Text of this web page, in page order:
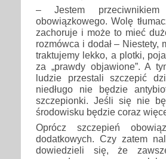
– Jestem
obowiązkowego. Wolę
zachoruje i może to mieć
rozmówca i dodał – Niestety,
traktujemy lekko, a plotki,
za „prawdy objawione”. A
ludzie przestali szczepić
niedługo nie będzie
szczepionki. Jeśli się nie
środowisku będzie coraz
Oprócz szczepień
dodatkowych. Czy zatem
dowiedzieli się, że